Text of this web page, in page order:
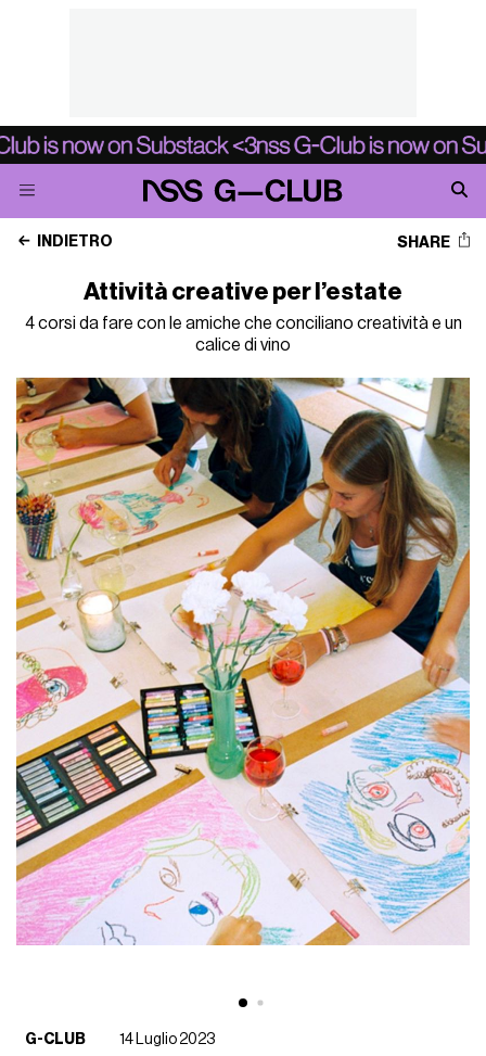
INDIETRO SHARE
Attività creative per l’estate
4 corsi da fare con le amiche che conciliano creatività e un
calice di vino
G-CLUB
14 Luglio 2023